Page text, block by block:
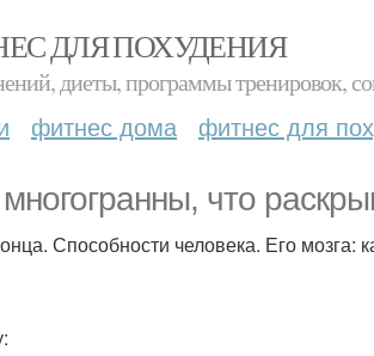
ДЛЯ ПОХУДЕНИЯ
диеты, программы тренировок,
фитнес дома фитнес для
что
Способности человека. Его мозга: